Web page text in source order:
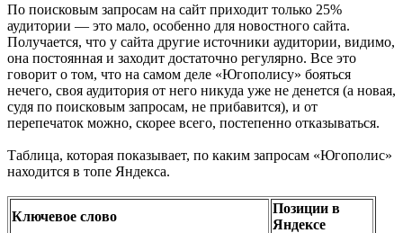
По поисковым запросам на сайт приходит только 25%
аудитории — это мало, особенно для новостного сайта.
Получается, что у сайта другие источники аудитории, видимо,
она постоянная и заходит достаточно регулярно. Все это
говорит о том, что на самом деле «Югополису» бояться
нечего, своя аудитория от него никуда уже не денется (а новая,
судя по поисковым запросам, не прибавится), и от
перепечаток можно, скорее всего, постепенно отказываться.
Таблица, которая показывает, по каким запросам «Югополис»
находится в топе Яндекса.
Ключевое слово
Позиции в
Яндексе